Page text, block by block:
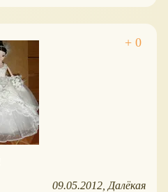
09.05.2012 Далёкая